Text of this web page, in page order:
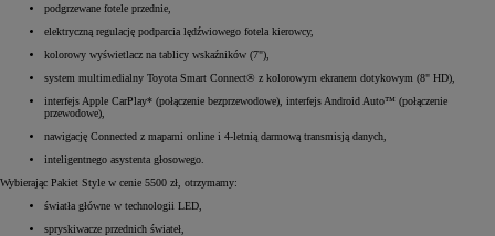
podgrzewane fotele przednie,
elektryczną regulację podparcia lędźwiowego fotela kierowcy,
kolorowy wyświetlacz na tablicy wskaźników (7"),
system multimedialny Toyota Smart Connect® z kolorowym ekranem dotykowym (8" HD),
interfejs Apple CarPlay* (połączenie bezprzewodowe), interfejs Android Auto™ (połączenie
przewodowe),
nawigację Connected z mapami online i 4-letnią darmową transmisją danych,
inteligentnego asystenta głosowego.
Wybierając Pakiet Style w cenie 5500 zł, otrzymamy:
światła główne w technologii LED,
spryskiwacze przednich świateł,